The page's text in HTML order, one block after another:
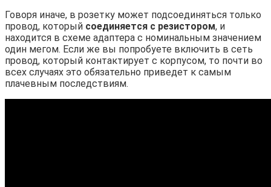
Говоря иначе, в розетку может подсоединяться только
провод, который соединяется с резистором, и
находится в схеме адаптера с номинальным значением
один мегом. Если же вы попробуете включить в сеть
провод, который контактирует с корпусом, то почти во
всех случаях это обязательно приведет к самым
плачевным последствиям.